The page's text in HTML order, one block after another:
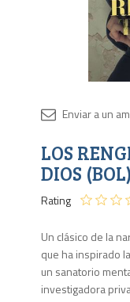
LOS
DIOS (BOL)
Rating
Un clásico de la
que ha inspirado
un sanatorio
investigadora